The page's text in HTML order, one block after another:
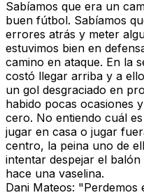
Sabíamos que era un
buen fútbol. Sabíamos
errores atrás y meter
estuvimos bien en
camino en ataque. En la
costó llegar arriba y a
un gol desgraciado en
habido pocas ocasiones
cero. No entiendo cuál
jugar en casa o jugar
centro, la peina uno de
intentar despejar el
hace una vaselina.
Dani Mateos: